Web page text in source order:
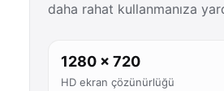
daha rahat kullanmanıza
1280 × 720
HD ekran çözünürlüğü